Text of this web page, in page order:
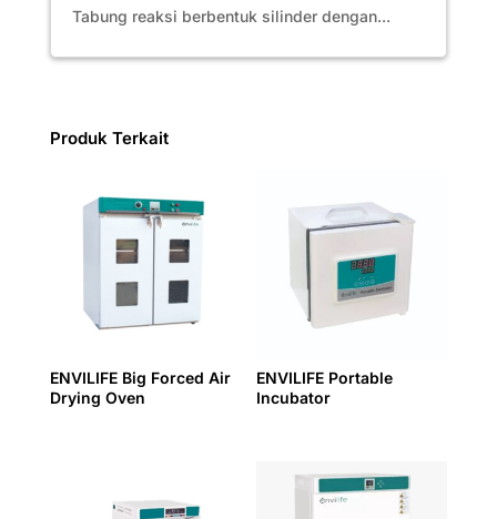
Tabung reaksi berbentuk silinder dengan...
Produk Terkait
ENVILIFE Big Forced Air
Drying Oven
ENVILIFE Portable
Incubator